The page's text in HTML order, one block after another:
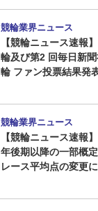
競輪業界ニュース
【競輪ニュース速報
輪及び第2 回毎日新
輪 ファン投票結果発
競輪業界ニュース
【競輪ニュース速
年後期以降の一部概
レース平均点の変更